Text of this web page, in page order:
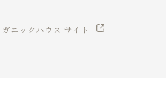
ニックハウス サイト